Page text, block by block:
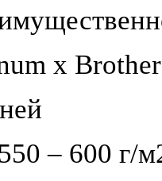
x
550 – 600 г/